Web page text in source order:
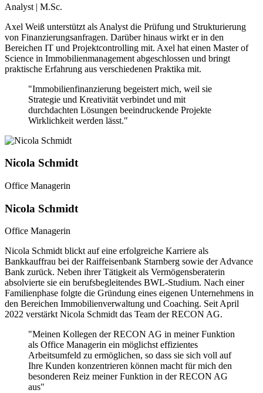
Analyst | M.Sc.
Axel Weiß unterstützt als Analyst die Prüfung und Strukturierung
von Finanzierungsanfragen. Darüber hinaus wirkt er in den
Bereichen IT und Projektcontrolling mit. Axel hat einen Master of
Science in Immobilienmanagement abgeschlossen und bringt
praktische Erfahrung aus verschiedenen Praktika mit.
"Immobilienfinanzierung begeistert mich, weil sie
Strategie und Kreativität verbindet und mit
durchdachten Lösungen beeindruckende Projekte
Wirklichkeit werden lässt."
Nicola Schmidt
Office Managerin
Nicola Schmidt
Office Managerin
Nicola Schmidt blickt auf eine erfolgreiche Karriere als
Bankkauffrau bei der Raiffeisenbank Starnberg sowie der Advance
Bank zurück. Neben ihrer Tätigkeit als Vermögensberaterin
absolvierte sie ein berufsbegleitendes BWL-Studium. Nach einer
Familienphase folgte die Gründung eines eigenen Unternehmens in
den Bereichen Immobilienverwaltung und Coaching. Seit April
2022 verstärkt Nicola Schmidt das Team der RECON AG.
"Meinen Kollegen der RECON AG in meiner Funktion
als Office Managerin ein möglichst effizientes
Arbeitsumfeld zu ermöglichen, so dass sie sich voll auf
Ihre Kunden konzentrieren können macht für mich den
besonderen Reiz meiner Funktion in der RECON AG
aus"